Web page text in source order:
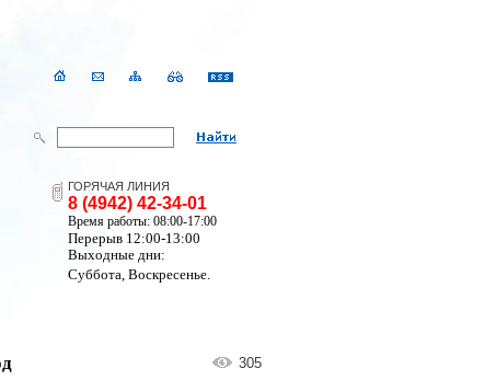
ГОРЯЧАЯ ЛИНИЯ
8 (4942) 42-34-01
Время работы: 08:00-17:00
Перерыв 12:00-13:00
Выходные дни:
Суббота, Воскресенье.
305